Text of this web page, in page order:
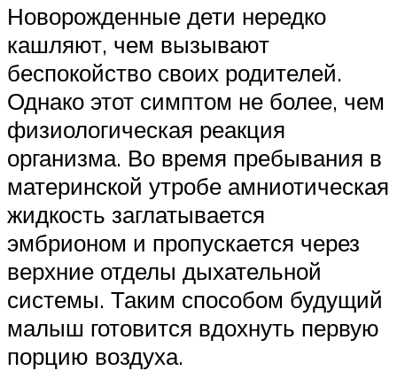
Новорожденные дети нередко
кашляют, чем вызывают
беспокойство своих родителей.
Однако этот симптом не более, чем
физиологическая реакция
организма. Во время пребывания в
материнской утробе амниотическая
жидкость заглатывается
эмбрионом и пропускается через
верхние отделы дыхательной
системы. Таким способом будущий
малыш готовится вдохнуть первую
порцию воздуха.